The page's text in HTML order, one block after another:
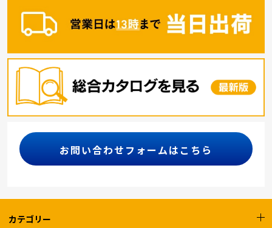
お問い合わせフォームはこちら
カテゴリー